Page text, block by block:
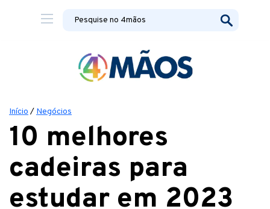
Início / Negócios
10 melhores
cadeiras para
estudar em 2023